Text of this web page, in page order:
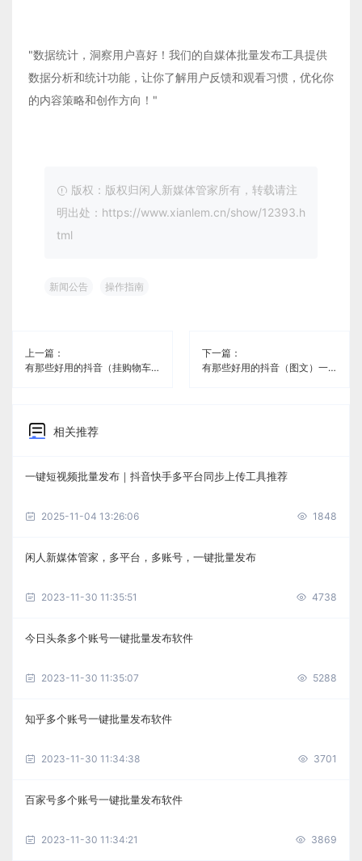
"数据统计，洞察用户喜好！我们的自媒体批量发布工具提供
数据分析和统计功能，让你了解用户反馈和观看习惯，优化你
的内容策略和创作方向！"
版权：版权归闲人新媒体管家所有，转载请注
明出处：https://www.xianlem.cn/show/12393.h
tml
新闻公告 操作指南
上一篇：
有那些好用的抖音（挂购物车）一键分发软件《闲人新媒体管家》
下一篇：
有那些好用的抖音（图文）一键分发软件《闲人新媒体管家》
相关推荐
一键短视频批量发布｜抖音快手多平台同步上传工具推荐
2025-11-04 13:26:06 1848
闲人新媒体管家，多平台，多账号，一键批量发布
2023-11-30 11:35:51 4738
今日头条多个账号一键批量发布软件
2023-11-30 11:35:07 5288
知乎多个账号一键批量发布软件
2023-11-30 11:34:38 3701
百家号多个账号一键批量发布软件
2023-11-30 11:34:21 3869